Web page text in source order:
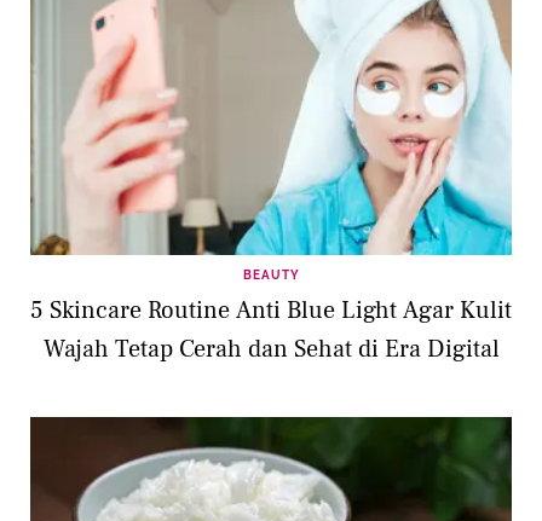
BEAUTY
5 Skincare Routine Anti Blue Light Agar Kulit
Wajah Tetap Cerah dan Sehat di Era Digital